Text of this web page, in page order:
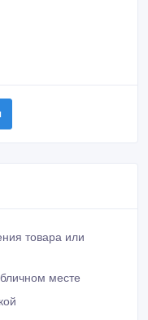
товара или
месте